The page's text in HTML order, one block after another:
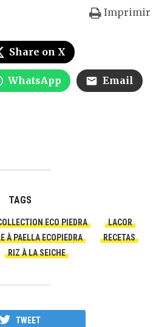
Imprimir
Share on X
WhatsApp Email
TAGS
ECO PIEDRA
LACOR
À PAELLA ECOPIEDRA
RECETAS
RIZ À LA SEICHE
TWEET